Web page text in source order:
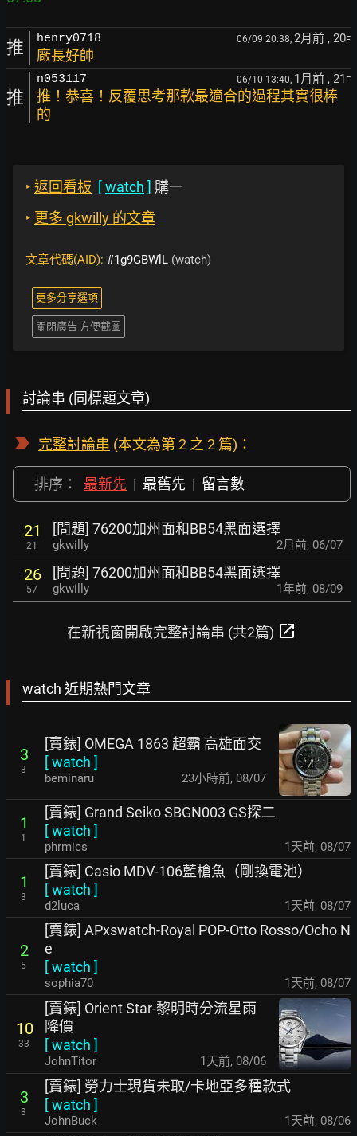
推 henry0718 06/09 20:38, 2月前 , 20F
廠長好帥
推
n053117 06/10 13:40, 1月前 , 21 F
推！恭喜！反覆思考那款最適合的過程其實很棒
的
‣ 返回看板 [watch ] 購一
‣ 更多 gkwilly 的文章
文章代碼(AID): #1g9GBWlL (watch)
更多分享選項
關閉廣告 方便截圖
討論串 (同標題文章)
完整討論串 (本文為第 2 之 2 篇)：
排序： 最新先 | 最舊先 | 留言數
21
21
[問題] 76200加州面和BB54黑面選擇
gkwilly 2月前, 06/07
26
57
[問題] 76200加州面和BB54黑面選擇
gkwilly 1年前, 08/09
在新視窗開啟完整討論串 (共2篇) open_in_new
watch 近期熱門文章
3
3
[賣錶] OMEGA 1863 超霸 高雄面交
[watch ]
beminaru 23小時前, 08/07
1
1
[賣錶] Grand Seiko SBGN003 GS探二
[watch ]
phrmics 1天前, 08/07
1
3
[賣錶] Casio MDV-106藍槍魚（剛換電池）
[watch ]
d2luca 1天前, 08/07
2
5
[賣錶] APxswatch-Royal POP-Otto Rosso/Ocho N
e
[watch ]
sophia70 1天前, 08/07
10
33
[賣錶] Orient Star-黎明時分流星雨
降價
[watch ]
JohnTitor 1天前, 08/06
3
3
[賣錶] 勞力士現貨未取/卡地亞多種款式
[watch ]
JohnBuck 1天前, 08/06